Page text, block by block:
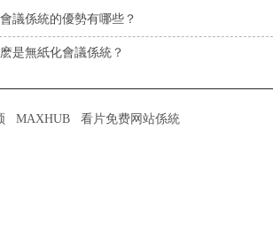
議係統的優勢有哪些？
是無紙化會議係統？
MAXHUB 看片免费网站係統